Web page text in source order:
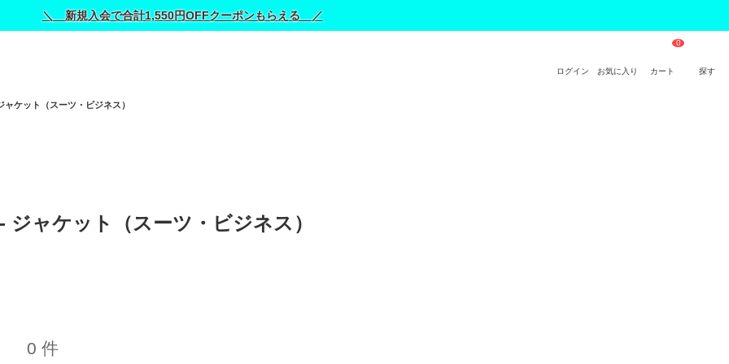
＼ 新規入会で合計1,550円OFFクーポンもらえる ／
ログイン お気に入り カート 探す
ャケット（スーツ・ビジネス）
ジャケット（スーツ・ビジネス）
0 件